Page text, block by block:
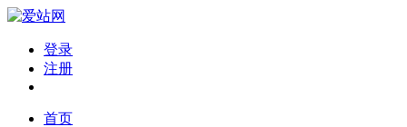
登录
注册
首页